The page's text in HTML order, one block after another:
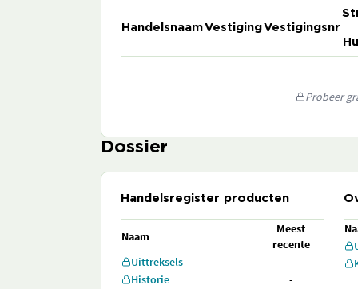
HandelsnaamVestigingVestigingsnr
Probeer
Dossier
Handelsregister producten
Naam
Meest
recente
Uittreksels
-
Historie
-